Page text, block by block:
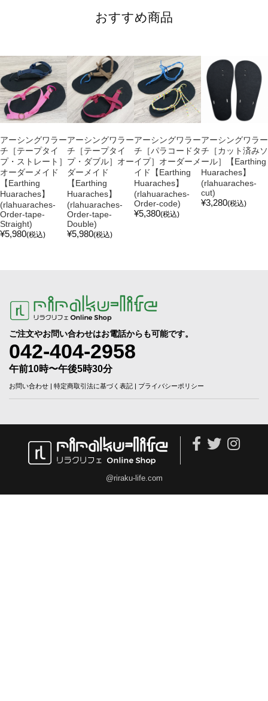
おすすめ商品
アーシングワラー
チ［テープタイ
プ・ストレート］
オーダーメイド
【Earthing
Huaraches】
(rlahuaraches-
Order-tape-
Straight)
¥5,980(税込)
アーシングワラー
チ［テープタイ
プ・ダブル］オー
ダーメイド
【Earthing
Huaraches】
(rlahuaraches-
Order-tape-
Double)
¥5,980(税込)
アーシングワラー
チ［パラコードタ
イプ］オーダーメ
イド【Earthing
Huaraches】
(rlahuaraches-
Order-code)
¥5,380(税込)
アーシングワラー
チ［カット済みソ
ール］【Earthing
Huaraches】
(rlahuaraches-
cut)
¥3,280(税込)
ご注文やお問い合わせはお電話からも可能です。
042-404-2958
午前10時〜午後5時30分
お問い合わせ| 特定商取引法に基づく表記| プライバシーポリシー
@riraku-life.com